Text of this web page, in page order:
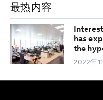
最热内容
has
the
2022年